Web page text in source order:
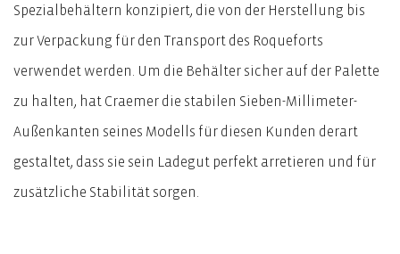
Spezialbehältern konzipiert, die von der Herstellung bis
zur Verpackung für den Transport des Roqueforts
verwendet werden. Um die Behälter sicher auf der Palette
zu halten, hat Craemer die stabilen Sieben-Millimeter-
Außenkanten seines Modells für diesen Kunden derart
gestaltet, dass sie sein Ladegut perfekt arretieren und für
zusätzliche Stabilität sorgen.